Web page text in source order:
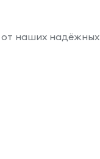
наших надёжных